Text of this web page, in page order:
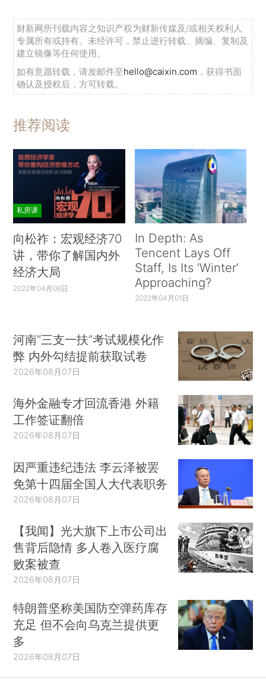
财新网所刊载内容之知识产权为财新传媒及/或相关权利人
专属所有或持有。未经许可，禁止进行转载、摘编、复制及
建立镜像等任何使用。
如有意愿转载，请发邮件至hello@caixin.com ，获得书面
确认及授权后，方可转载。
推荐阅读
私房课
向松祚：宏观经济70
讲，带你了解国内外
经济大局
2022年04月06日
In Depth: As
Tencent Lays Off
Staff, Is Its ‘Winter’
Approaching?
2022年04月01日
河南“三支一扶”考试规模化作
弊 内外勾结提前获取试卷
2026年08月07日
海外金融专才回流香港 外籍
工作签证翻倍
2026年08月07日
因严重违纪违法 李云泽被罢
免第十四届全国人大代表职务
2026年08月07日
【我闻】光大旗下上市公司出
售背后隐情 多人卷入医疗腐
败案被查
2026年08月07日
特朗普坚称美国防空弹药库存
充足 但不会向乌克兰提供更
多
2026年08月07日